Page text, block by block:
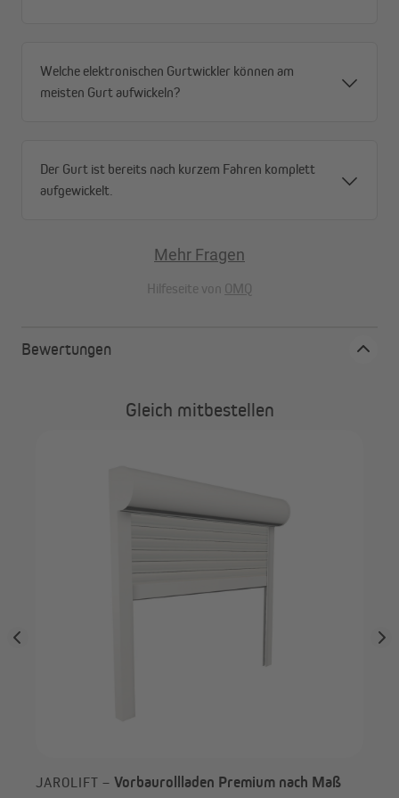
Welche elektronischen Gurtwickler können am
meisten Gurt aufwickeln?
Der Gurt ist bereits nach kurzem Fahren komplett
aufgewickelt.
Mehr Fragen
Hilfeseite von OMQ
Bewertungen
Gleich mitbestellen
JAROLIFT – Vorbaurollladen Premium nach Maß